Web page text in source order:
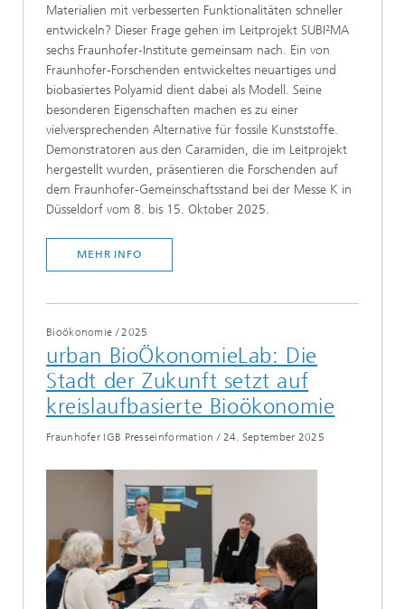
Materialien mit verbesserten Funktionalitäten schneller
entwickeln? Dieser Frage gehen im Leitprojekt SUBI²MA
sechs Fraunhofer-Institute gemeinsam nach. Ein von
Fraunhofer-Forschenden entwickeltes neuartiges und
biobasiertes Polyamid dient dabei als Modell. Seine
besonderen Eigenschaften machen es zu einer
vielversprechenden Alternative für fossile Kunststoffe.
Demonstratoren aus den Caramiden, die im Leitprojekt
hergestellt wurden, präsentieren die Forschenden auf
dem Fraunhofer-Gemeinschaftsstand bei der Messe K in
Düsseldorf vom 8. bis 15. Oktober 2025.
MEHR INFO
Bioökonomie /2025
urban BioÖkonomieLab: Die
Stadt der Zukunft setzt auf
kreislaufbasierte Bioökonomie
Fraunhofer IGB Presseinformation / 24. September 2025